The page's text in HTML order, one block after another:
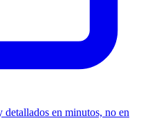
detallados en minutos, no en